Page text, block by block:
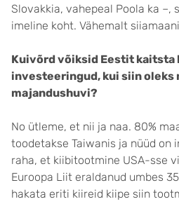
Slovakkia, vahepeal Poola ka –,
imeline koht. Vähemalt
Kuivõrd võiksid Eestit
investeeringud, kui siin oleks
majandushuvi?
No ütleme, et nii ja naa. 80%
toodetakse Taiwanis ja nüüd
raha, et kiibitootmine USA-sse
Euroopa Liit eraldanud umbes
hakata eriti kiireid kiipe siin